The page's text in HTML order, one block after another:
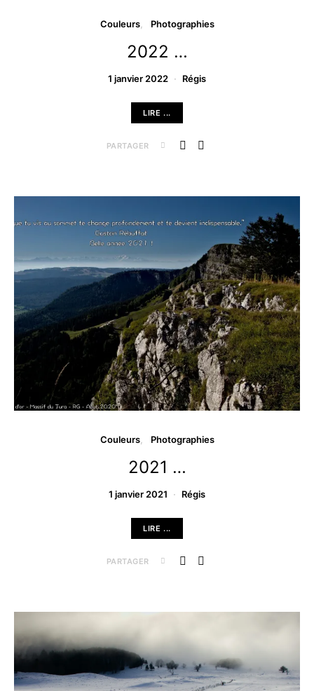
Couleurs Photographies
2022 …
1 janvier 2022 Régis
LIRE ...
PARTAGER
Couleurs Photographies
2021 …
1 janvier 2021 Régis
LIRE ...
PARTAGER